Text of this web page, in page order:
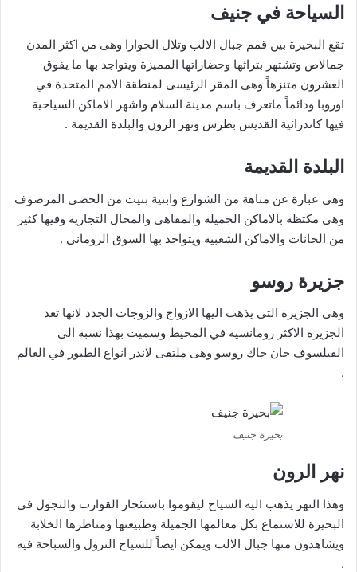
السياحة في جنيف
تقع البحيرة بين قمم جبال الالب وتلال الجوارا وهى من اكثر المدن
جمالاص وتشتهر بتراثها وحضاراتها المميزة ويتواجد بها ما يفوق
العشرون متنزهاً وهى المقر الرئيسى لمنطقة الامم المتحدة في
اوروبا ودائماً ماتعرف باسم مدينة السلام واشهر الاماكن السياحية
فيها كاتدرائية القديس بطرس ونهر الرون والبلدة القديمة .
البلدة القديمة
وهى عبارة عن متاهة من الشوارع وابنية بنيت من الحصى المرصوف
وهى مكتظة بالاماكن الجميلة والمقاهى والمحال التجارية وفيها كثير
من الحانات والاماكن الشعبية ويتواجد بها السوق الرومانى .
جزيرة روسو
وهى الجزيرة التى يذهب اليها الازواج والزوجات الجدد لانها تعد
الجزيرة الاكثر رومانسية في المحيط وسميت بهذا نسبة الى
الفيلسوف جان جاك روسو وهى ملتقى لاندر انواع الطيور في العالم
.
بحيرة جنيف
نهر الرون
وهذا النهر يذهب اليه السياح ليقوموا باستئجار القوارب والتجول في
البحيرة للاستماع بكل معالمها الجميلة وطبيعتها ومناظرها الخلابة
ويشاهدون منها جبال الالب ويمكن ايضاً للسياح النزول والسباحة فيه
.